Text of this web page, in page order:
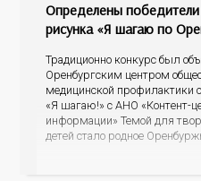
Определены победители
рисунка «Я шагаю по
Традиционно конкурс был
Оренбургским центром
медицинской профилактики
«Я шагаю!» с АНО «Контент-
информации» Темой для
детей стало родное